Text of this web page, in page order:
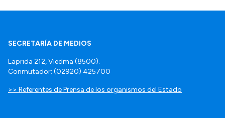
SECRETARÍA DE MEDIOS
Laprida 212, Viedma (8500).
Conmutador: (02920) 425700
>> Referentes de Prensa de los organismos del Estado